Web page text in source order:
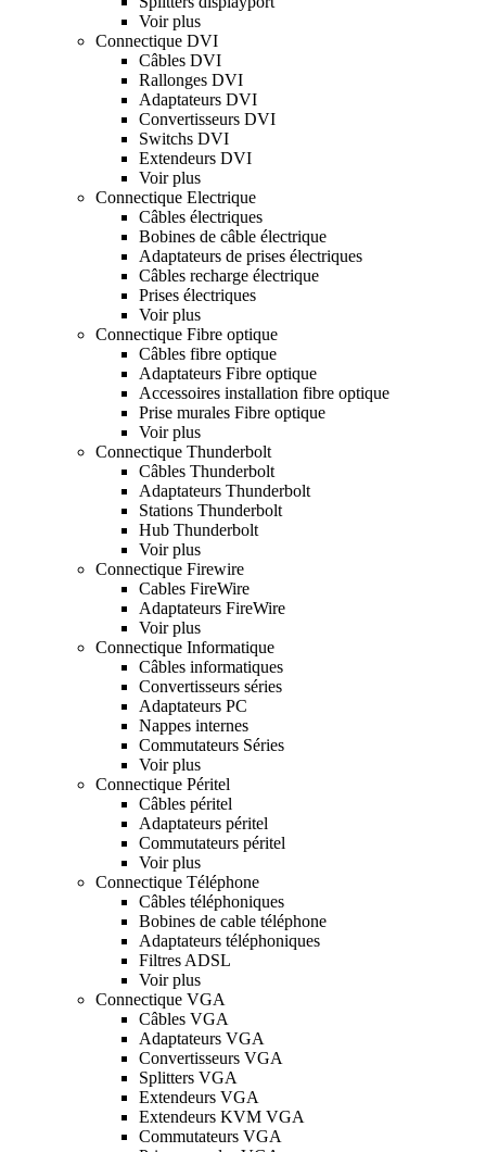
Voir plus
Connectique DVI
Câbles DVI
Rallonges DVI
Adaptateurs DVI
Convertisseurs DVI
Switchs DVI
Extendeurs DVI
Voir plus
Connectique Electrique
Câbles électriques
Bobines de câble électrique
Adaptateurs de prises électriques
Câbles recharge électrique
Prises électriques
Voir plus
Connectique Fibre optique
Câbles fibre optique
Adaptateurs Fibre optique
Accessoires installation fibre optique
Prise murales Fibre optique
Voir plus
Connectique Thunderbolt
Câbles Thunderbolt
Adaptateurs Thunderbolt
Stations Thunderbolt
Hub Thunderbolt
Voir plus
Connectique Firewire
Cables FireWire
Adaptateurs FireWire
Voir plus
Connectique Informatique
Câbles informatiques
Convertisseurs séries
Adaptateurs PC
Nappes internes
Commutateurs Séries
Voir plus
Connectique Péritel
Câbles péritel
Adaptateurs péritel
Commutateurs péritel
Voir plus
Connectique Téléphone
Câbles téléphoniques
Bobines de cable téléphone
Adaptateurs téléphoniques
Filtres ADSL
Voir plus
Connectique VGA
Câbles VGA
Adaptateurs VGA
Convertisseurs VGA
Splitters VGA
Extendeurs VGA
Extendeurs KVM VGA
Commutateurs VGA